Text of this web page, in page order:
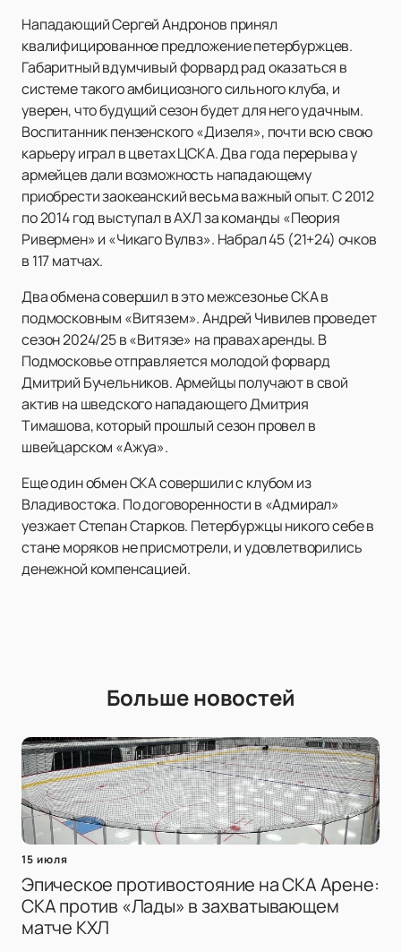
Нападающий Сергей Андронов принял
квалифицированное предложение петербуржцев.
Габаритный вдумчивый форвард рад оказаться в
системе такого амбициозного сильного клуба, и
уверен, что будущий сезон будет для него удачным.
Воспитанник пензенского «Дизеля», почти всю свою
карьеру играл в цветах ЦСКА. Два года перерыва у
армейцев дали возможность нападающему
приобрести заокеанский весьма важный опыт. С 2012
по 2014 год выступал в АХЛ за команды «Пеория
Ривермен» и «Чикаго Вулвз». Набрал 45 (21+24) очков
в 117 матчах.
Два обмена совершил в это межсезонье СКА в
подмосковным «Витязем». Андрей Чивилев проведет
сезон 2024/25 в «Витязе» на правах аренды. В
Подмосковье отправляется молодой форвард
Дмитрий Бучельников. Армейцы получают в свой
актив на шведского нападающего Дмитрия
Тимашова, который прошлый сезон провел в
швейцарском «Ажуа».
Еще один обмен СКА совершили с клубом из
Владивостока. По договоренности в «Адмирал»
уезжает Степан Старков. Петербуржцы никого себе в
стане моряков не присмотрели, и удовлетворились
денежной компенсацией.
Больше новостей
15 июля
Эпическое противостояние на СКА Арене:
СКА против «Лады» в захватывающем
матче КХЛ